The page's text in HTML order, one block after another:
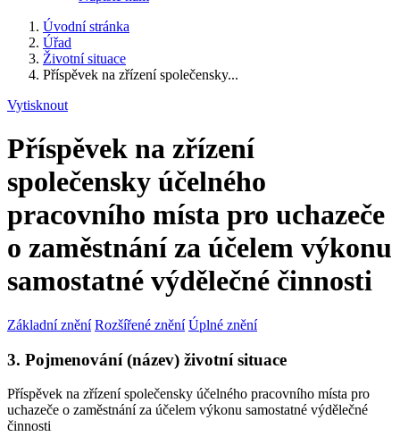
Úvodní stránka
Úřad
Životní situace
Příspěvek na zřízení společensky...
Vytisknout
Příspěvek na zřízení
společensky účelného
pracovního místa pro uchazeče
o zaměstnání za účelem výkonu
samostatné výdělečné činnosti
Základní znění Rozšířené znění Úplné znění
3. Pojmenování (název) životní situace
Příspěvek na zřízení společensky účelného pracovního místa pro
uchazeče o zaměstnání za účelem výkonu samostatné výdělečné
činnosti